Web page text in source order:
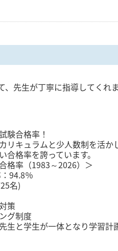
先生が丁寧に指導してくれま
験合格率！
リキュラムと少人数制を活
格率を誇っています。
格率（1983～2026）＞
94.8％
名)
策
グ制度
生と学生が一体となり学習計